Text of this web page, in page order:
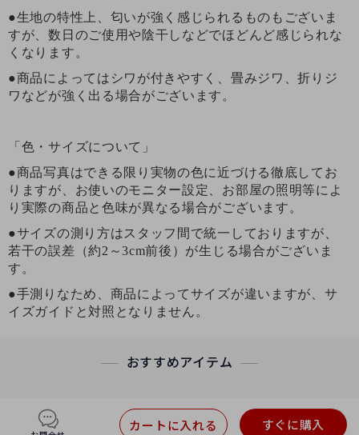
●生地の特性上、匂いが強く感じられるものもございま
すが、数日のご使用や陰干しなどでほどんど感じられな
くなります。
●商品によってはシワが付きやすく、畳みジワ、折りジ
ワなどが強く出る場合がございます。
「色・サイズについて」
●商品写真はできる限り実物の色に近づける徹底してお
りますが、お使いのモニター設定、お部屋の照明等によ
り実際の商品と色味が異なる場合がございます。
●サイズの測り方はスタッフ間で統一しておりますが、
若干の誤差（約2～3cm前後）が生じる場合がございま
す。
●手測りなため、商品によってサイズが違いますが、サ
イズガイドと対照となりません。
おすすめアイテム
すぐに購入
カートに入れる